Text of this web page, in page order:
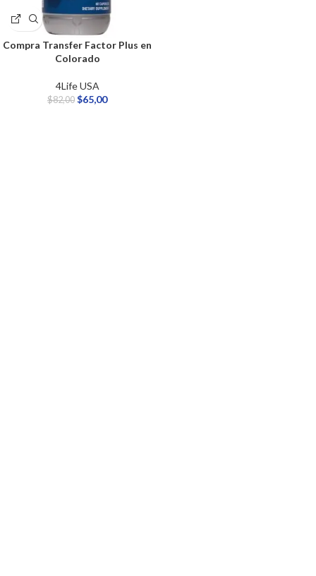
Compra Transfer Factor Plus en
Colorado
4Life USA
$82,00 $65,00